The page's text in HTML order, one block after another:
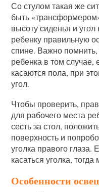
Со стулом такая же
быть
высоту сиденья и
ребенку правильную
спине. Важно
ребенка в том случае,
касаются пола, при
угол.
Чтобы проверить,
для рабочего места
сесть за стол,
поверхность и
уголка правого глаза.
касаться уголка,
Особенности